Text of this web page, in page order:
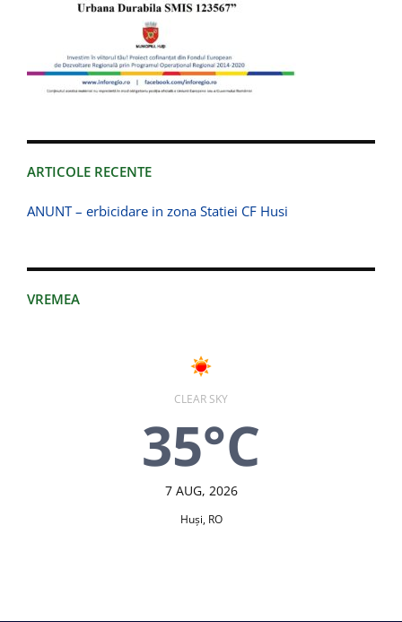
ARTICOLE RECENTE
ANUNT – erbicidare in zona Statiei CF Husi
VREMEA
CLEAR SKY
35°C
7 AUG, 2026
Huşi, RO